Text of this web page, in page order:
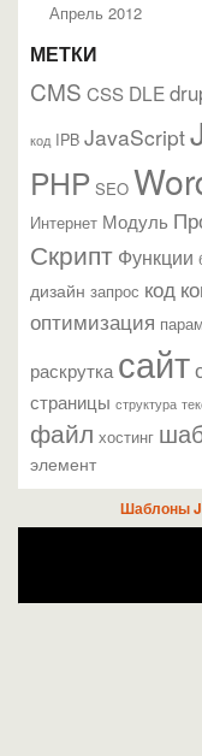
Апрель 2012
МЕТКИ
CMS CSS DLE
код IPB JavaScript
PHP SEO
Интернет Модуль
Скрипт Функции
дизайн запрос код
оптимизация
раскрутка сайт
страницы структура
файл хостинг
элемент
Шаблоны